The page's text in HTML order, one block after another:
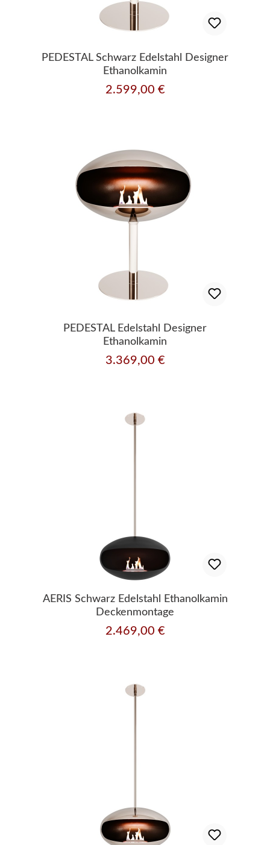
PEDESTAL Schwarz Edelstahl Designer
Ethanolkamin
Regulärer Preis:
2.599,00 €
PEDESTAL Edelstahl Designer
Ethanolkamin
Regulärer Preis:
3.369,00 €
AERIS Schwarz Edelstahl Ethanolkamin
Deckenmontage
Regulärer Preis:
2.469,00 €